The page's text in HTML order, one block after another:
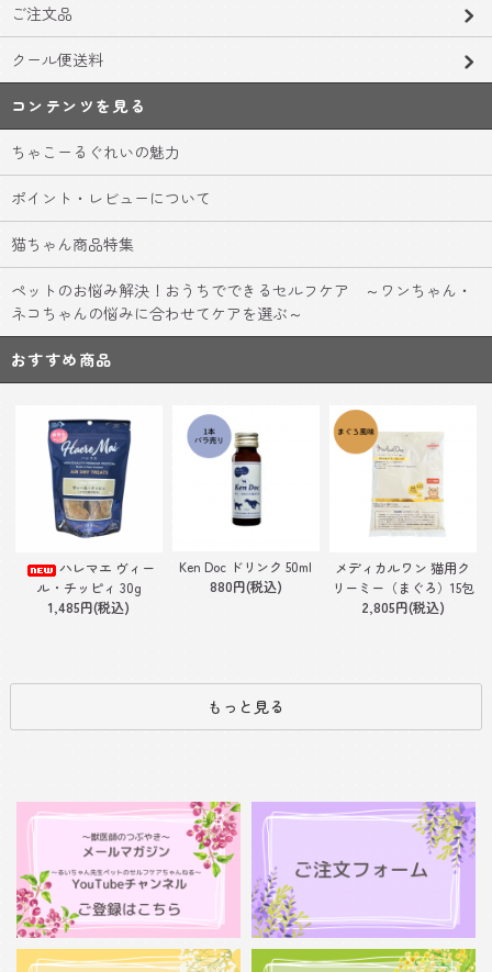
ご注文品
クール便送料
コンテンツを見る
ちゃこーるぐれいの魅力
ポイント・レビューについて
猫ちゃん商品特集
ペットのお悩み解決！おうちでできるセルフケア ～ワンちゃん・
ネコちゃんの悩みに合わせてケアを選ぶ～
おすすめ商品
ハレマエ ヴィー
ル・チッピィ 30g
1,485円(税込)
Ken Doc ドリンク 50ml
880円(税込)
メディカルワン 猫用ク
リーミー（まぐろ）15包
2,805円(税込)
もっと見る